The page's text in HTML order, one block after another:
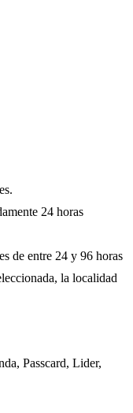
24 horas
de entre 24 y 96 horas
la localidad
Passcard, Lider,